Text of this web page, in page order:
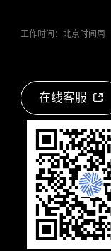
工作时间：北京时间周
在线客服